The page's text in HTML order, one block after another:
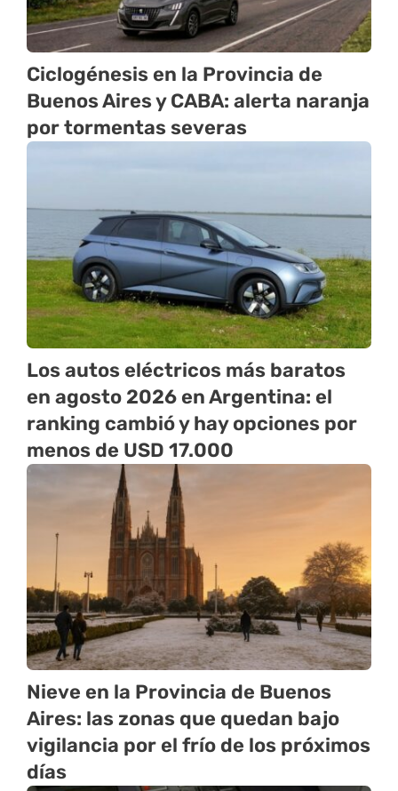
Ciclogénesis en la Provincia de
Buenos Aires y CABA: alerta naranja
por tormentas severas
Los autos eléctricos más baratos
en agosto 2026 en Argentina: el
ranking cambió y hay opciones por
menos de USD 17.000
Nieve en la Provincia de Buenos
Aires: las zonas que quedan bajo
vigilancia por el frío de los próximos
días